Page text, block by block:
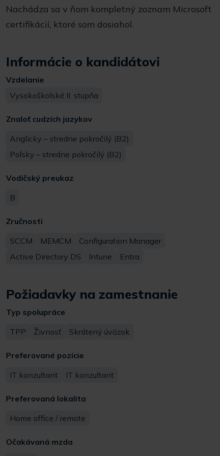
Nachádza sa v ňom kompletný zoznam Microsoft
certifikácií, ktoré som dosiahol.
Informácie o kandidátovi
Vzdelanie
Vysokoškolské II. stupňa
Znaloť cudzích jazykov
Anglicky – stredne pokročilý (B2)
Poľsky – stredne pokročilý (B2)
Vodičský preukaz
B
Zručnosti
SCCM
MEMCM
Configuration Manager
Active Directory DS
Intune Entra
Požiadavky na zamestnanie
Typ spolupráce
TPP
Živnosť Skrátený úväzok
Preferované pozície
IT konzultant
IT konzultant
Preferovaná lokalita
Home office / remote
Očakávaná mzda